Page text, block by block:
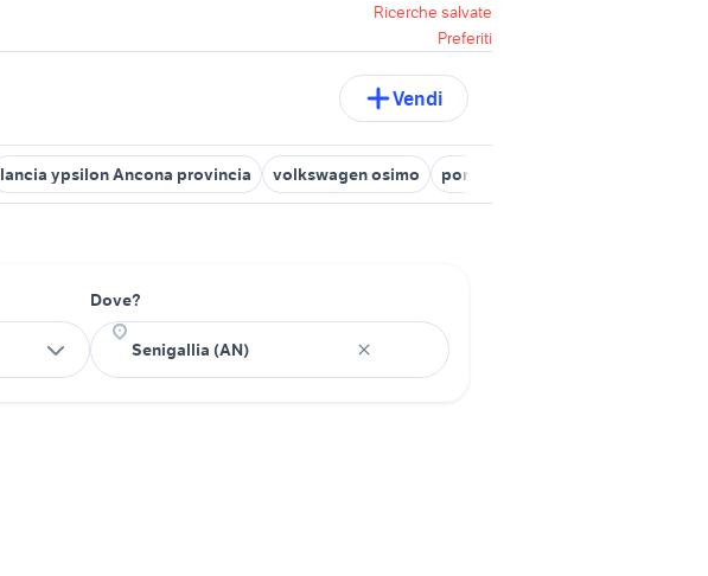
Ricerche salvate
Preferiti
Vendi
lancia ypsilon Ancona provincia volkswagen osimo porsche ancona e provincia
Dove?